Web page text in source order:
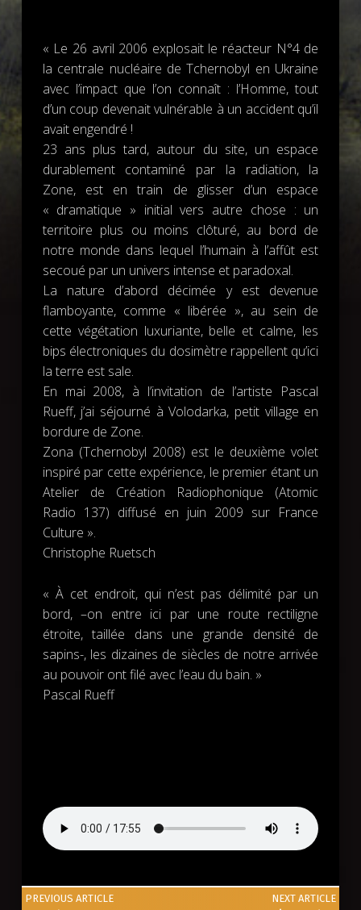
« Le 26 avril 2006 explosait le réacteur N°4 de
la centrale nucléaire de Tchernobyl en Ukraine
avec l’impact que l’on connaît : l’Homme, tout
d’un coup devenait vulnérable à un accident qu’il
avait engendré !
23 ans plus tard, autour du site, un espace
durablement contaminé par la radiation, la
Zone, est en train de glisser d’un espace
« dramatique » initial vers autre chose : un
territoire plus ou moins clôturé, au bord de
notre monde dans lequel l’humain à l’affût est
secoué par un univers intense et paradoxal.
La nature d’abord décimée y est devenue
flamboyante, comme « libérée », au sein de
cette végétation luxuriante, belle et calme, les
bips électroniques du dosimètre rappellent qu’ici
la terre est sale.
En mai 2008, à l’invitation de l’artiste Pascal
Rueff, j’ai séjourné à Volodarka, petit village en
bordure de Zone.
Zona (Tchernobyl 2008) est le deuxième volet
inspiré par cette expérience, le premier étant un
Atelier de Création Radiophonique (Atomic
Radio 137) diffusé en juin 2009 sur France
Culture ».
Christophe Ruetsch
« À cet endroit, qui n’est pas délimité par un
bord, –on entre ici par une route rectiligne
étroite, taillée dans une grande densité de
sapins-, les dizaines de siècles de notre arrivée
au pouvoir ont filé avec l’eau du bain. »
Pascal Rueff
Post navigation
PREVIOUS ARTICLE NEXT ARTICLE